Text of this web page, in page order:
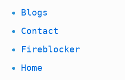
Blogs
Contact
Fireblocker
Home